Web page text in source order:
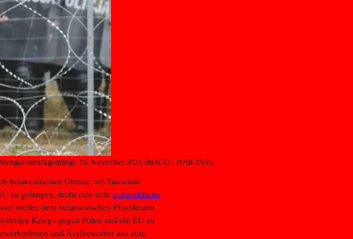
zurückgedrängt, 16. November 2021.IMAGO / ITAR-TASS.
belarussischen Grenze, wo Tausende
zu gelangen, droht eine tiefe geopolitische
werfen dem belarussischen Präsidenten
Krieg« gegen Polen und die EU zu
und Asylbewerber aus dem